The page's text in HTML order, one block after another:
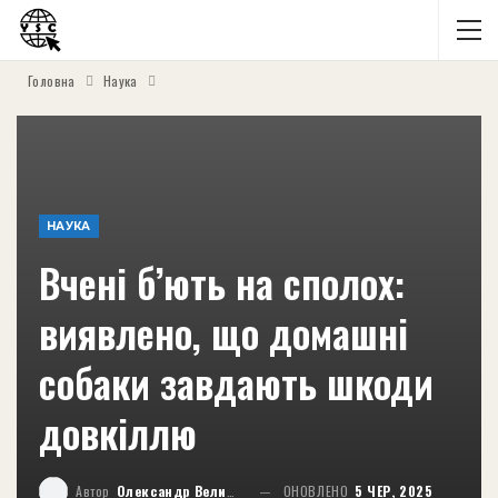
Головна Наука
НАУКА
Вчені б’ють на сполох:
виявлено, що домашні
собаки завдають шкоди
довкіллю
Автор Олександр Великий ОНОВЛЕНО 5 ЧЕР, 2025